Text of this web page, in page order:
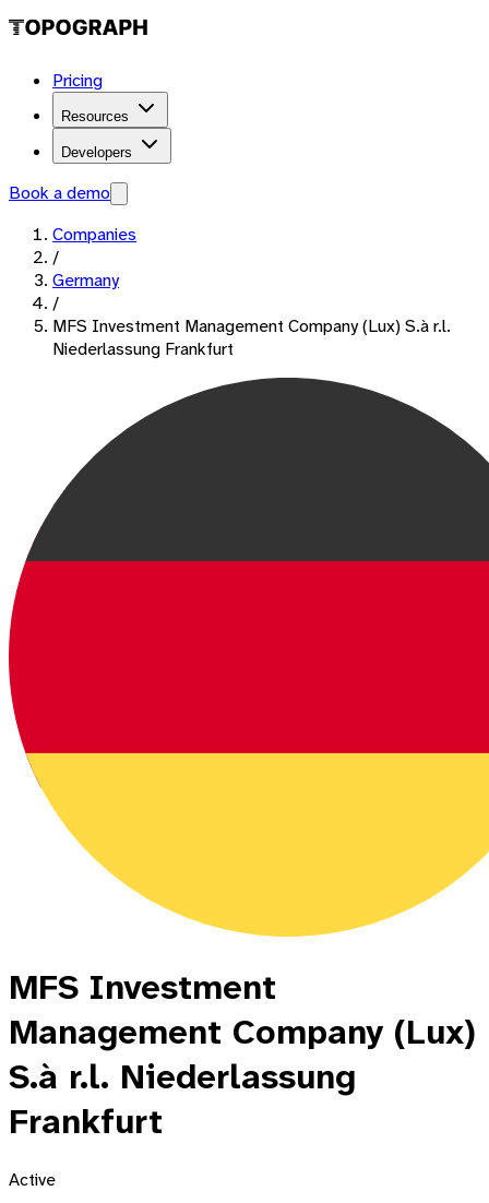
Pricing
Resources
Developers
Book a demo
Companies
/
Germany
/
MFS Investment Management Company (Lux) S.à r.l.
Niederlassung Frankfurt
MFS Investment
Management Company (Lux)
S.à r.l. Niederlassung
Frankfurt
Active